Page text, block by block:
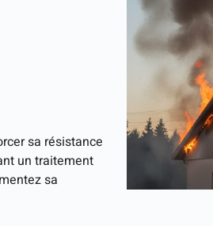
sa résistance
un traitement
sa